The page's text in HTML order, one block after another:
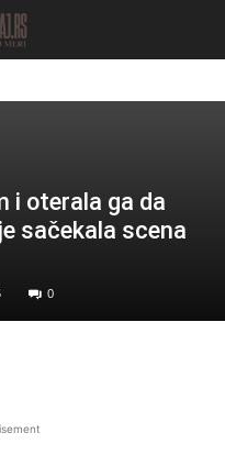
i oterala ga da
sačekala scena
0